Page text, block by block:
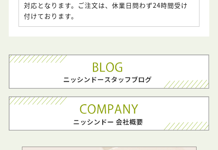
対応となります。ご注文は、休業日問わず24時間受け
付けております。